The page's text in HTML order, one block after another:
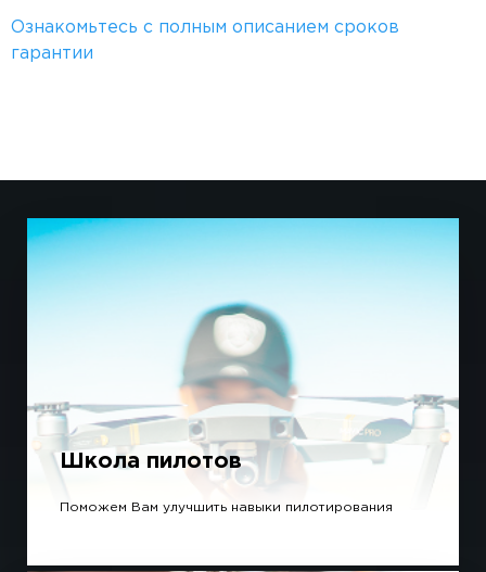
Ознакомьтесь с полным описанием сроков
гарантии
Школа пилотов
Поможем Вам улучшить навыки пилотирования